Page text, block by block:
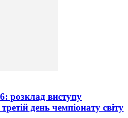
розклад виступу
день чемпіонату світу